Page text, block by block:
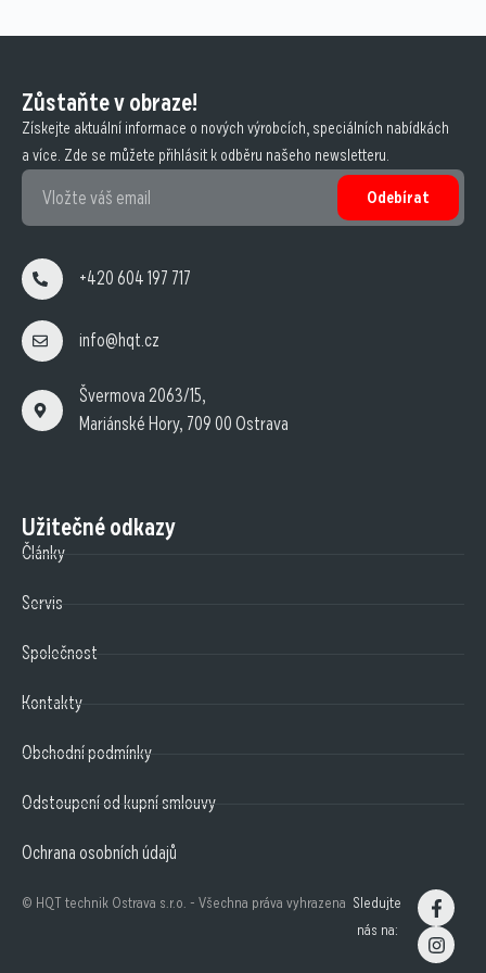
Zůstaňte v obraze!
Získejte aktuální informace o nových výrobcích, speciálních nabídkách
a více. Zde se můžete přihlásit k odběru našeho newsletteru.
Odebírat
+420 604 197 717
info@hqt.cz
Švermova 2063/15,
Mariánské Hory, 709 00 Ostrava
Užitečné odkazy
Články
Servis
Společnost
Kontakty
Obchodní podmínky
Odstoupení od kupní smlouvy
Ochrana osobních údajů
© HQT technik Ostrava s.r.o. - Všechna práva vyhrazena Sledujte
nás na: